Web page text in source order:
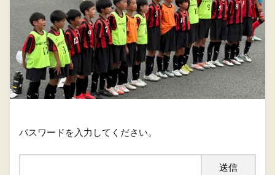
パスワードを入力してください。